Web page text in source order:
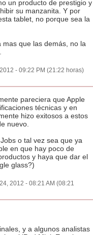
un producto de prestigio y
su manzanita. Y por
tablet, no porque sea la
que las demás, no la
- 09:22 PM (21:22 horas)
pareciera que Apple
técnicas y en
hizo exitosos a estos
nuevo.
o tal vez sea que ya
en que hay poco de
y haya que dar el
glass?)
2012 - 08:21 AM (08:21
y a algunos analistas